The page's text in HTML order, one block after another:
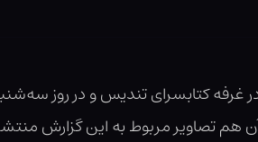
هم تصاویر مربوط به این گزارش